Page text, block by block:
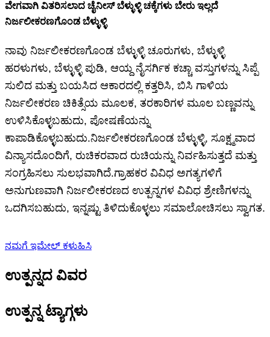
ವೇಗವಾಗಿ ವಿತರಿಸಲಾದ ಚೈನೀಸ್ ಬೆಳ್ಳುಳ್ಳಿ ಚಕ್ಕೆಗಳು ಬೇರು ಇಲ್ಲದೆ
ನಿರ್ಜಲೀಕರಣಗೊಂಡ ಬೆಳ್ಳುಳ್ಳಿ
ನಾವು ನಿರ್ಜಲೀಕರಣಗೊಂಡ ಬೆಳ್ಳುಳ್ಳಿ ಚೂರುಗಳು, ಬೆಳ್ಳುಳ್ಳಿ
ಹರಳುಗಳು, ಬೆಳ್ಳುಳ್ಳಿ ಪುಡಿ, ಆಯ್ದ ನೈಸರ್ಗಿಕ ಕಚ್ಚಾ ವಸ್ತುಗಳನ್ನು ಸಿಪ್ಪೆ
ಸುಲಿದ ಮತ್ತು ಬಯಸಿದ ಆಕಾರದಲ್ಲಿ ಕತ್ತರಿಸಿ, ಬಿಸಿ ಗಾಳಿಯ
ನಿರ್ಜಲೀಕರಣ ಚಿಕಿತ್ಸೆಯ ಮೂಲಕ, ತರಕಾರಿಗಳ ಮೂಲ ಬಣ್ಣವನ್ನು
ಉಳಿಸಿಕೊಳ್ಳಬಹುದು, ಪೋಷಣೆಯನ್ನು
ಕಾಪಾಡಿಕೊಳ್ಳಬಹುದು.ನಿರ್ಜಲೀಕರಣಗೊಂಡ ಬೆಳ್ಳುಳ್ಳಿ, ಸೂಕ್ಷ್ಮವಾದ
ವಿನ್ಯಾಸದೊಂದಿಗೆ, ರುಚಿಕರವಾದ ರುಚಿಯನ್ನು ನಿರ್ವಹಿಸುತ್ತದೆ ಮತ್ತು
ಸಂಗ್ರಹಿಸಲು ಸುಲಭವಾಗಿದೆ.ಗ್ರಾಹಕರ ವಿವಿಧ ಅಗತ್ಯಗಳಿಗೆ
ಅನುಗುಣವಾಗಿ ನಿರ್ಜಲೀಕರಣದ ಉತ್ಪನ್ನಗಳ ವಿವಿಧ ಶ್ರೇಣಿಗಳನ್ನು
ಒದಗಿಸಬಹುದು, ಇನ್ನಷ್ಟು ತಿಳಿದುಕೊಳ್ಳಲು ಸಮಾಲೋಚಿಸಲು ಸ್ವಾಗತ.
ನಮಗೆ ಇಮೇಲ್ ಕಳುಹಿಸಿ
ಉತ್ಪನ್ನದ ವಿವರ
ಉತ್ಪನ್ನ ಟ್ಯಾಗ್ಗಳು